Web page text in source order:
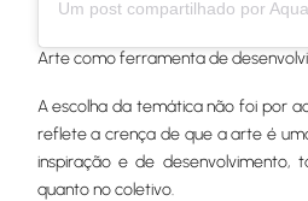
Arte como ferramenta de
A escolha da temática não foi por
reflete a crença de que a arte é
inspiração e de desenvolvimento,
quanto no coletivo.